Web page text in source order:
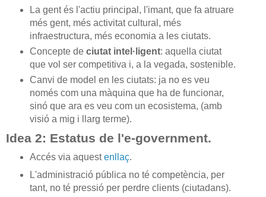
La gent és l'actiu principal, l'imant, que fa atruare
més gent, més activitat cultural, més
infraestructura, més economia a les ciutats.
Concepte de ciutat intel·ligent: aquella ciutat
que vol ser competitiva i, a la vegada, sostenible.
Canvi de model en les ciutats: ja no es veu
només com una màquina que ha de funcionar,
sinó que ara es veu com un ecosistema, (amb
visió a mig i llarg terme).
Idea 2: Estatus de l'e-government.
Accés via aquestenllaç.
L'administració pública no té competència, per
tant, no té pressió per perdre clients (ciutadans).